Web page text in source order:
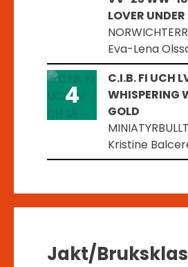
LOVER
Eva-Lena
4
C.I.B. FI UCH
WHISPERING
GOLD
Kristine
Jakt/